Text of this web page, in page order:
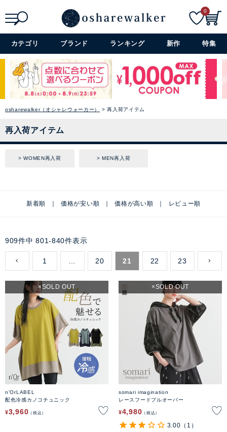
詳細検索+
0
カテゴリ ブランド ランキング 新作 特集
osharewalker（オシャレウォーカー） 再入荷アイテム
再入荷アイテム
WOMEN再入荷 MEN再入荷
新着順 価格が安い順 価格が高い順 レビュー順
909件中 801-840件表示
1 20 21 22 23
n'OrLABEL
配色冷感カノコチュニック
¥3,960 税込
SOLD OUT
somari imagination
レースフードプルオーバー
¥4,980 税込
SOLD OUT
3.00 （1）